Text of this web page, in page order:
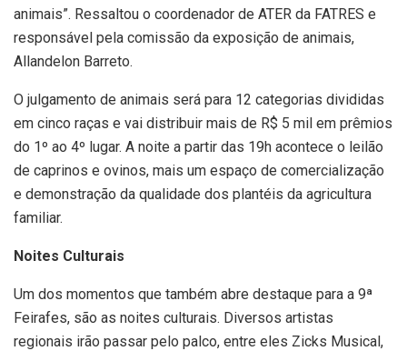
animais”. Ressaltou o coordenador de ATER da FATRES e
responsável pela comissão da exposição de animais,
Allandelon Barreto.
O julgamento de animais será para 12 categorias divididas
em cinco raças e vai distribuir mais de R$ 5 mil em prêmios
do 1º ao 4º lugar. A noite a partir das 19h acontece o leilão
de caprinos e ovinos, mais um espaço de comercialização
e demonstração da qualidade dos plantéis da agricultura
familiar.
Noites Culturais
Um dos momentos que também abre destaque para a 9ª
Feirafes, são as noites culturais. Diversos artistas
regionais irão passar pelo palco, entre eles Zicks Musical,